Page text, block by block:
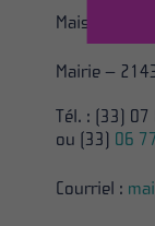
Maison du
Mairie –
Tél. : (33) 07
ou (33) 06
Courriel :